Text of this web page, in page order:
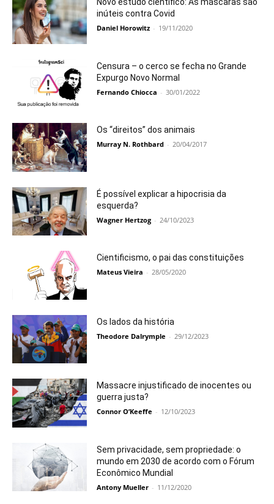
inúteis contra Covid
Daniel Horowitz - 19/11/2020
Censura – o cerco se fecha no Grande
Expurgo Novo Normal
Fernando Chiocca - 30/01/2022
Os “direitos” dos animais
Murray N. Rothbard - 20/04/2017
É possível explicar a hipocrisia da
esquerda?
Wagner Hertzog - 24/10/2023
Cientificismo, o pai das constituições
Mateus Vieira - 28/05/2020
Os lados da história
Theodore Dalrymple - 29/12/2023
Massacre injustificado de inocentes ou
guerra justa?
Connor O’Keeffe - 12/10/2023
Sem privacidade, sem propriedade: o
mundo em 2030 de acordo com o Fórum
Econômico Mundial
Antony Mueller - 11/12/2020